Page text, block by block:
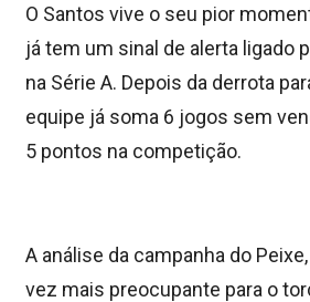
O Santos vive o seu pior
já tem um sinal de alerta ligado
na Série A. Depois da derrota
equipe já soma 6 jogos sem
5 pontos na competição.
A análise da campanha do
vez mais preocupante para o